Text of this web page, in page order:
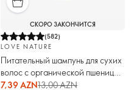
СКОРО ЗАКОНЧИТСЯ
(582)
LOVE NATURE
Питательный шампунь для сухих
волос с органической пшеницей
и кокосом Love Nature
7,39 AZN13,00 AZN